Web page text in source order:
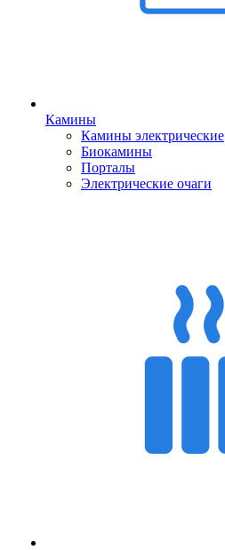
Камины
Камины электрические
Биокамины
Порталы
Электрические очаги